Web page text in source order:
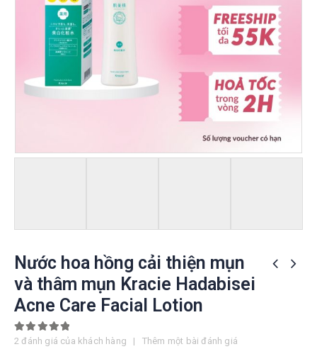
Nước hoa hồng cải thiện mụn
và thâm mụn Kracie Hadabisei
Acne Care Facial Lotion
5.00out of 5
2 đánh giá của khách hàng | Thêm một bài đánh giá